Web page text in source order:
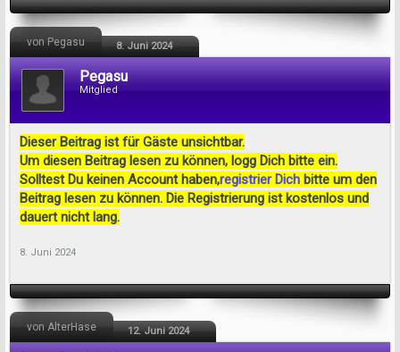
von Pegasu 8. Juni 2024
Pegasu
Mitglied
Dieser Beitrag ist für Gäste unsichtbar.
Um diesen Beitrag lesen zu können, logg Dich bitte ein.
Solltest Du keinen Account haben,registrier Dich bitte um den
Beitrag lesen zu können. Die Registrierung ist kostenlos und
dauert nicht lang.
8. Juni 2024
von AlterHase 12. Juni 2024